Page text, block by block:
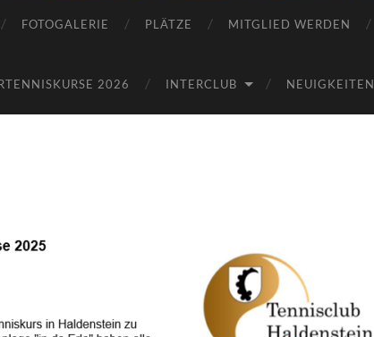
FOTOGALERIE PLÄTZE MITGLIED WERDEN
2026 INTERCLUB NEUIGKEITEN